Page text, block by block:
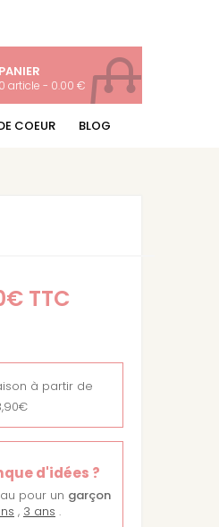
PANIER
0 article - 0.00 €
COEUR BLOG
TTC
à partir de
d'idées ?
pour un garçon
, 3 ans .